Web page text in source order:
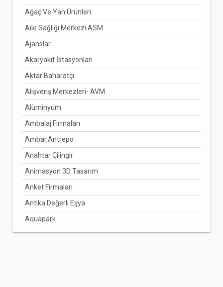
BURSA
ÇANAKKALE
ÇANKIRI
ÇORUM
DENİZLİ
DİYARBAKIR
DÜZCE
EDİRNE
ELAZIĞ
ERZİNCAN
ERZURUM
ESKİŞEHİR
GAZİANTEP
GİRESUN
Ağaç Ve Yan Ürünleri
Aile Sağlığı Merkezi ASM
Ajanslar
Akaryakıt İstasyonları
Aktar Baharatçı
Alışveriş Merkezleri- AVM
Alüminyum
Ambalaj Firmaları
Ambar,Antrepo
Anahtar Çilingir
Animasyon 3D Tasarım
Anket Firmaları
Antika Değerli Eşya
Aquapark
Arabuluculuk Hizmetleri